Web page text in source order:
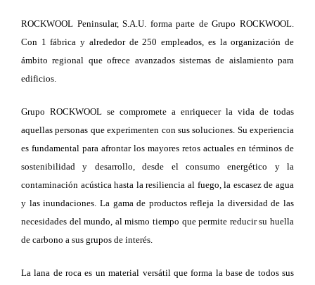
ROCKWOOL Peninsular, S.A.U. forma parte de Grupo ROCKWOOL.
Con 1 fábrica y alrededor de 250 empleados, es la organización de
ámbito regional que ofrece avanzados sistemas de aislamiento para
edificios.
Grupo ROCKWOOL se compromete a enriquecer la vida de todas
aquellas personas que experimenten con sus soluciones. Su experiencia
es fundamental para afrontar los mayores retos actuales en términos de
sostenibilidad y desarrollo, desde el consumo energético y la
contaminación acústica hasta la resiliencia al fuego, la escasez de agua
y las inundaciones. La gama de productos refleja la diversidad de las
necesidades del mundo, al mismo tiempo que permite reducir su huella
de carbono a sus grupos de interés.
La lana de roca es un material versátil que forma la base de todos sus